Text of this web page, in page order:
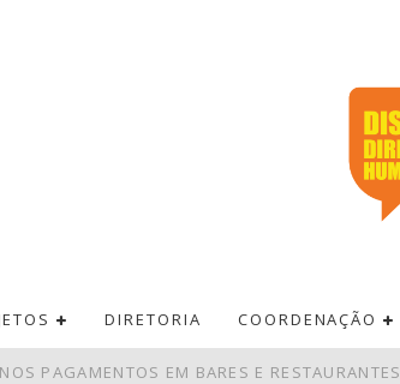
DIRETORIA COORDENAÇÃO
PAGAMENTOS EM BARES E RESTAURANTES